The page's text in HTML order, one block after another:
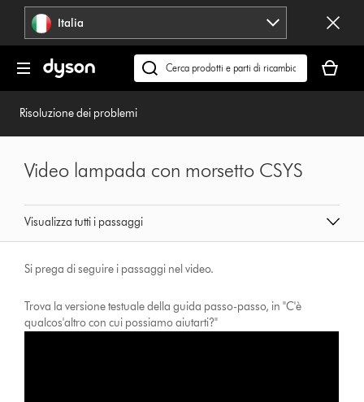
navigazione Italia
Cerca
su
carrello
è
Risoluzione dei problemi
Visualizza tutti i passaggi
Video lampada con morsetto CSYS
Si prega di seguire i passaggi nel video.
Trova la versione testuale della guida passo-passo, in "C'è
qualcos'altro con cui possiamo aiutarti?"